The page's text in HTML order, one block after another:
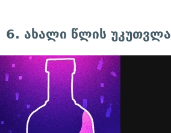
6. ახალი წლის უკუთვლა